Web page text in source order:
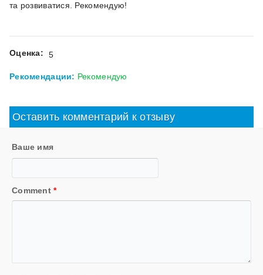
та розвиватися. Рекомендую!
Оценка: 5
Рекомендации: Рекомендую
Оставить комментарий к отзыву
Ваше имя
Comment*